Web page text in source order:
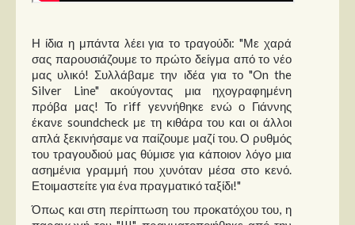
Η ίδια η μπάντα λέει για το τραγούδι: "Με χαρά
σας παρουσιάζουμε το πρώτο δείγμα από το νέο
μας υλικό! Συλλάβαμε την ιδέα για το "On the
Silver Line" ακούγοντας μια ηχογραφημένη
πρόβα μας! Το riff γεννήθηκε ενώ ο Γιάννης
έκανε soundcheck με τη κιθάρα του και οι άλλοι
απλά ξεκινήσαμε να παίζουμε μαζί του. Ο ρυθμός
του τραγουδιού μας θύμισε για κάποιον λόγο μια
ασημένια γραμμή που χυνόταν μέσα στο κενό.
Ετοιμαστείτε για ένα πραγματικό ταξίδι!"
Όπως και στη περίπτωση του προκατόχου του, η